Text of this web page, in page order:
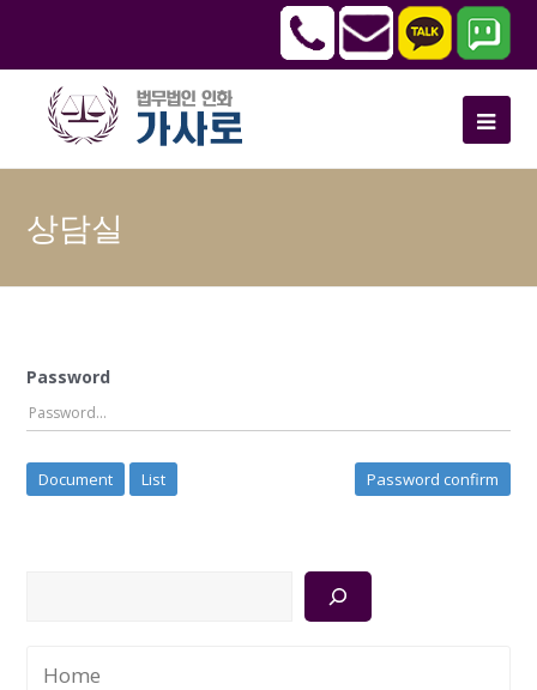
상담실
Password
Document List Password confirm
Home